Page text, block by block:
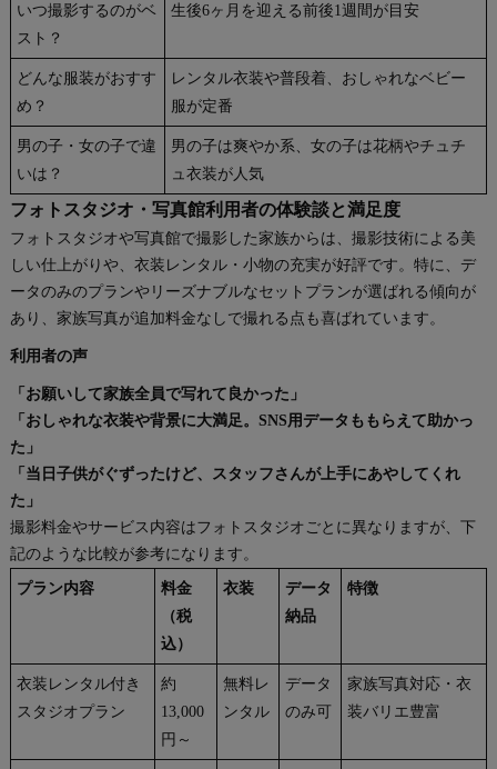
いつ撮影するのがベ
スト？
生後6ヶ月を迎える前後1週間が目安
どんな服装がおすす
め？
レンタル衣装や普段着、おしゃれなベビー
服が定番
男の子・女の子で違
いは？
男の子は爽やか系、女の子は花柄やチュチ
ュ衣装が人気
フォトスタジオ・写真館利用者の体験談と満足度
フォトスタジオや写真館で撮影した家族からは、撮影技術による美
しい仕上がりや、衣装レンタル・小物の充実が好評です。特に、デ
ータのみのプランやリーズナブルなセットプランが選ばれる傾向が
あり、家族写真が追加料金なしで撮れる点も喜ばれています。
利用者の声
「お願いして家族全員で写れて良かった」
「おしゃれな衣装や背景に大満足。SNS用データももらえて助かっ
た」
「当日子供がぐずったけど、スタッフさんが上手にあやしてくれ
た」
撮影料金やサービス内容はフォトスタジオごとに異なりますが、下
記のような比較が参考になります。
プラン内容
料金
（税
込）
衣装
データ
納品
特徴
衣装レンタル付き
スタジオプラン
約
13,000
円～
無料レ
ンタル
データ
のみ可
家族写真対応・衣
装バリエ豊富